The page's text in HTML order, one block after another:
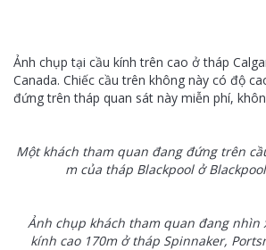
Ảnh chụp tại cầu kính trên cao ở tháp
Canada. Chiếc cầu trên không này có độ
đứng trên tháp quan sát này miễn phí,
Một khách tham quan đang đứng trên
m của tháp Blackpool ở
Ảnh chụp khách tham quan đang nhìn
kính cao 170m ở tháp Spinnaker,